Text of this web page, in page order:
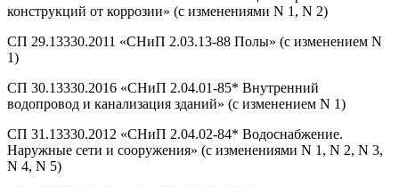
конструкций от коррозии» (с изменениями N 1, N 2)
СП 29.13330.2011 «СНиП 2.03.13-88 Полы» (с изменением N
1)
СП 30.13330.2016 «СНиП 2.04.01-85* Внутренний
водопровод и канализация зданий» (с изменением N 1)
СП 31.13330.2012 «СНиП 2.04.02-84* Водоснабжение.
Наружные сети и сооружения» (с изменениями N 1, N 2, N 3,
N 4, N 5)